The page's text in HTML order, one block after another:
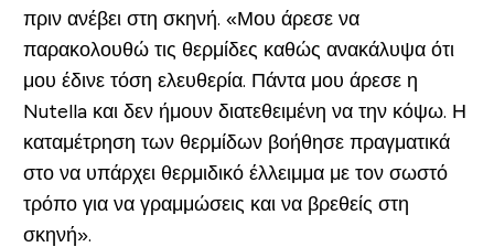
πριν ανέβει στη σκηνή. «Μου άρεσε να
παρακολουθώ τις θερμίδες καθώς ανακάλυψα ότι
μου έδινε τόση ελευθερία. Πάντα μου άρεσε η
Nutella και δεν ήμουν διατεθειμένη να την κόψω. Η
καταμέτρηση των θερμίδων βοήθησε πραγματικά
στο να υπάρχει θερμιδικό έλλειμμα με τον σωστό
τρόπο για να γραμμώσεις και να βρεθείς στη
σκηνή».